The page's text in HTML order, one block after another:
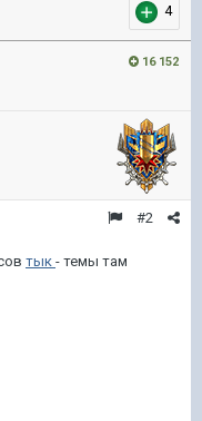
4
16 152
#2
тык - темы там